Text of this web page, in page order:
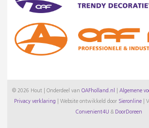
© 2026 Hout | Onderdeel van OAFholland.nl Algemene
Privacy verklaring Website ontwikkeld door Sieronline
Convenient4U & DoorDoreen